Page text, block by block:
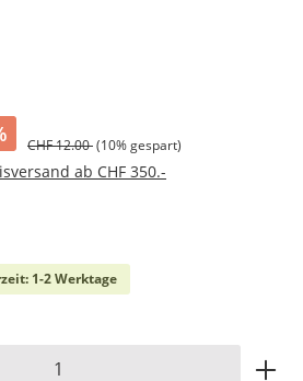
CHF 12.00(10% gespart)
ab CHF 350.-
von 0 von 5 Sternen
1-2 Werktage
Gib den gewünschten